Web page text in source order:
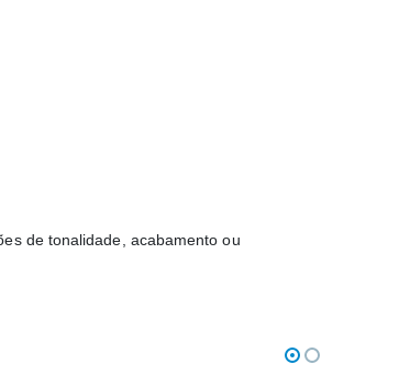
de tonalidade, acabamento ou